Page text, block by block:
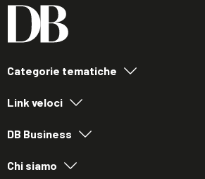
Categorie tematiche
Link veloci
DB Business
Chi siamo